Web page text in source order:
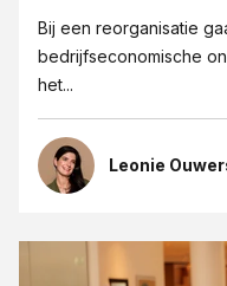
Bij een reorganisatie
bedrijfseconomische
het...
Leonie